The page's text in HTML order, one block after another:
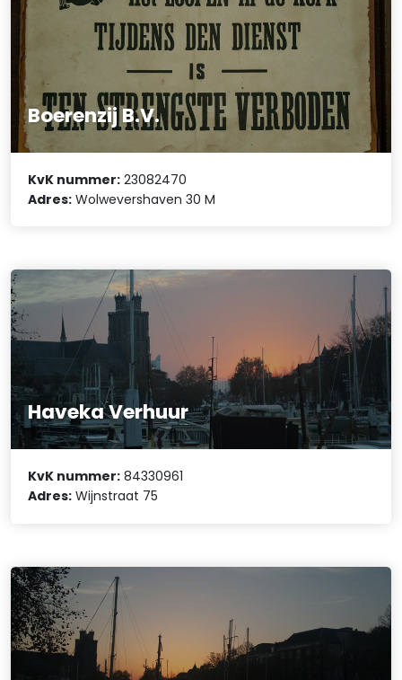
Boerenzij B.V.
KvK nummer: 23082470
Adres: Wolwevershaven 30 M
Haveka Verhuur
KvK nummer: 84330961
Adres: Wijnstraat 75